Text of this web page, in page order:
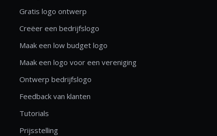
Gratis logo ontwerp
Creëer een bedrijfslogo
Maak een low budget logo
Maak een logo voor een vereniging
Ontwerp bedrijfslogo
Feedback van klanten
Tutorials
Prijsstelling